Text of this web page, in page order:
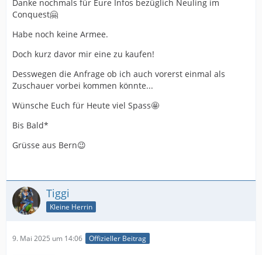
Danke nochmals für Eure Infos bezüglich Neuling im
Conquest🤗
Habe noch keine Armee.
Doch kurz davor mir eine zu kaufen!
Desswegen die Anfrage ob ich auch vorerst einmal als
Zuschauer vorbei kommen könnte...
Wünsche Euch für Heute viel Spass🤩
Bis Bald*
Grüsse aus Bern😉
Tiggi
Kleine Herrin
9. Mai 2025 um 14:06 Offizieller Beitrag